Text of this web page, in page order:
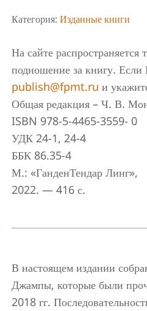
Категория: Изданные книги
На сайте
подношение за книгу. Если
publish@fpmt.ru и
Общая редакция – Ч. В.
ISBN 978-5-4465-3559- 0
УДК 24-1, 24-4
ББК 86.35-4
М.: «ГанденТендар Линг»,
2022. — 416 с.
В настоящем издании
Джампы, которые были
2018 гг.